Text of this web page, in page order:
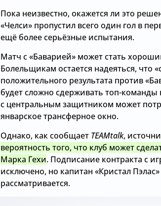
Пока неизвестно, окажется ли это
«Челси» пропустил всего один гол в
ещё более серьёзные испытания.
Матч с «Баварией» может стать
Болельщикам остается надеяться, что
положительного результата против
будет сложно сдерживать топ-команды
с центральным защитником может
январское трансферное окно.
Однако, как сообщает TEAMtalk,
вероятность того, что клуб может
Марка Гехи. Подписание контракта с
исключено, но капитан «Кристал
рассматривается.